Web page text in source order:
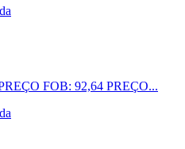
FOB: 92,64 PREÇO...